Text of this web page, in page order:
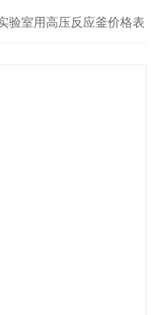
验室用高压反应釜价格表